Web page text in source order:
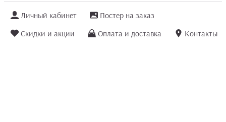
Личный кабинет
Постер на заказ
Скидки и акции
Оплата и доставка
Контакты